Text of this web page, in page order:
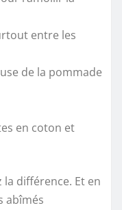
entre les
de la pommade
en coton et
la différence. Et en
abîmés